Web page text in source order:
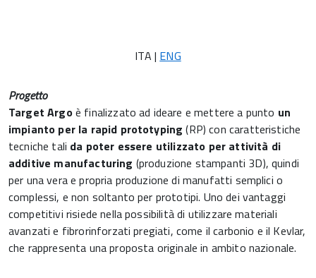
ITA | ENG
Progetto
Target Argoè finalizzato ad ideare e mettere a punto un
impianto per la rapid prototyping (RP) con caratteristiche
tecniche tali da poter essere utilizzato per attività di
additive manufacturing (produzione stampanti 3D), quindi
per una vera e propria produzione di manufatti semplici o
complessi, e non soltanto per prototipi. Uno dei vantaggi
competitivi risiede nella possibilità di utilizzare materiali
avanzati e fibrorinforzati pregiati, come il carbonio e il Kevlar,
che rappresenta una proposta originale in ambito nazionale.